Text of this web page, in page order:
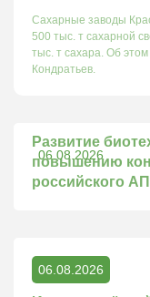
Сахарные заводы
500 тыс. т сахарной
тыс. т сахара. Об
Кондратьев.
06.08.2026
Развитие
повышению
российского
06.08.2026